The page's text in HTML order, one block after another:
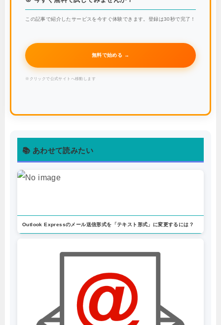
この記事で紹介したサービスを今すぐ体験できます。登録は30秒で完了！
無料で始める →
※クリックで公式サイトへ移動します
📚 あわせて読みたい
Outlook Expressのメール送信形式を「テキスト形式」に変更するには？